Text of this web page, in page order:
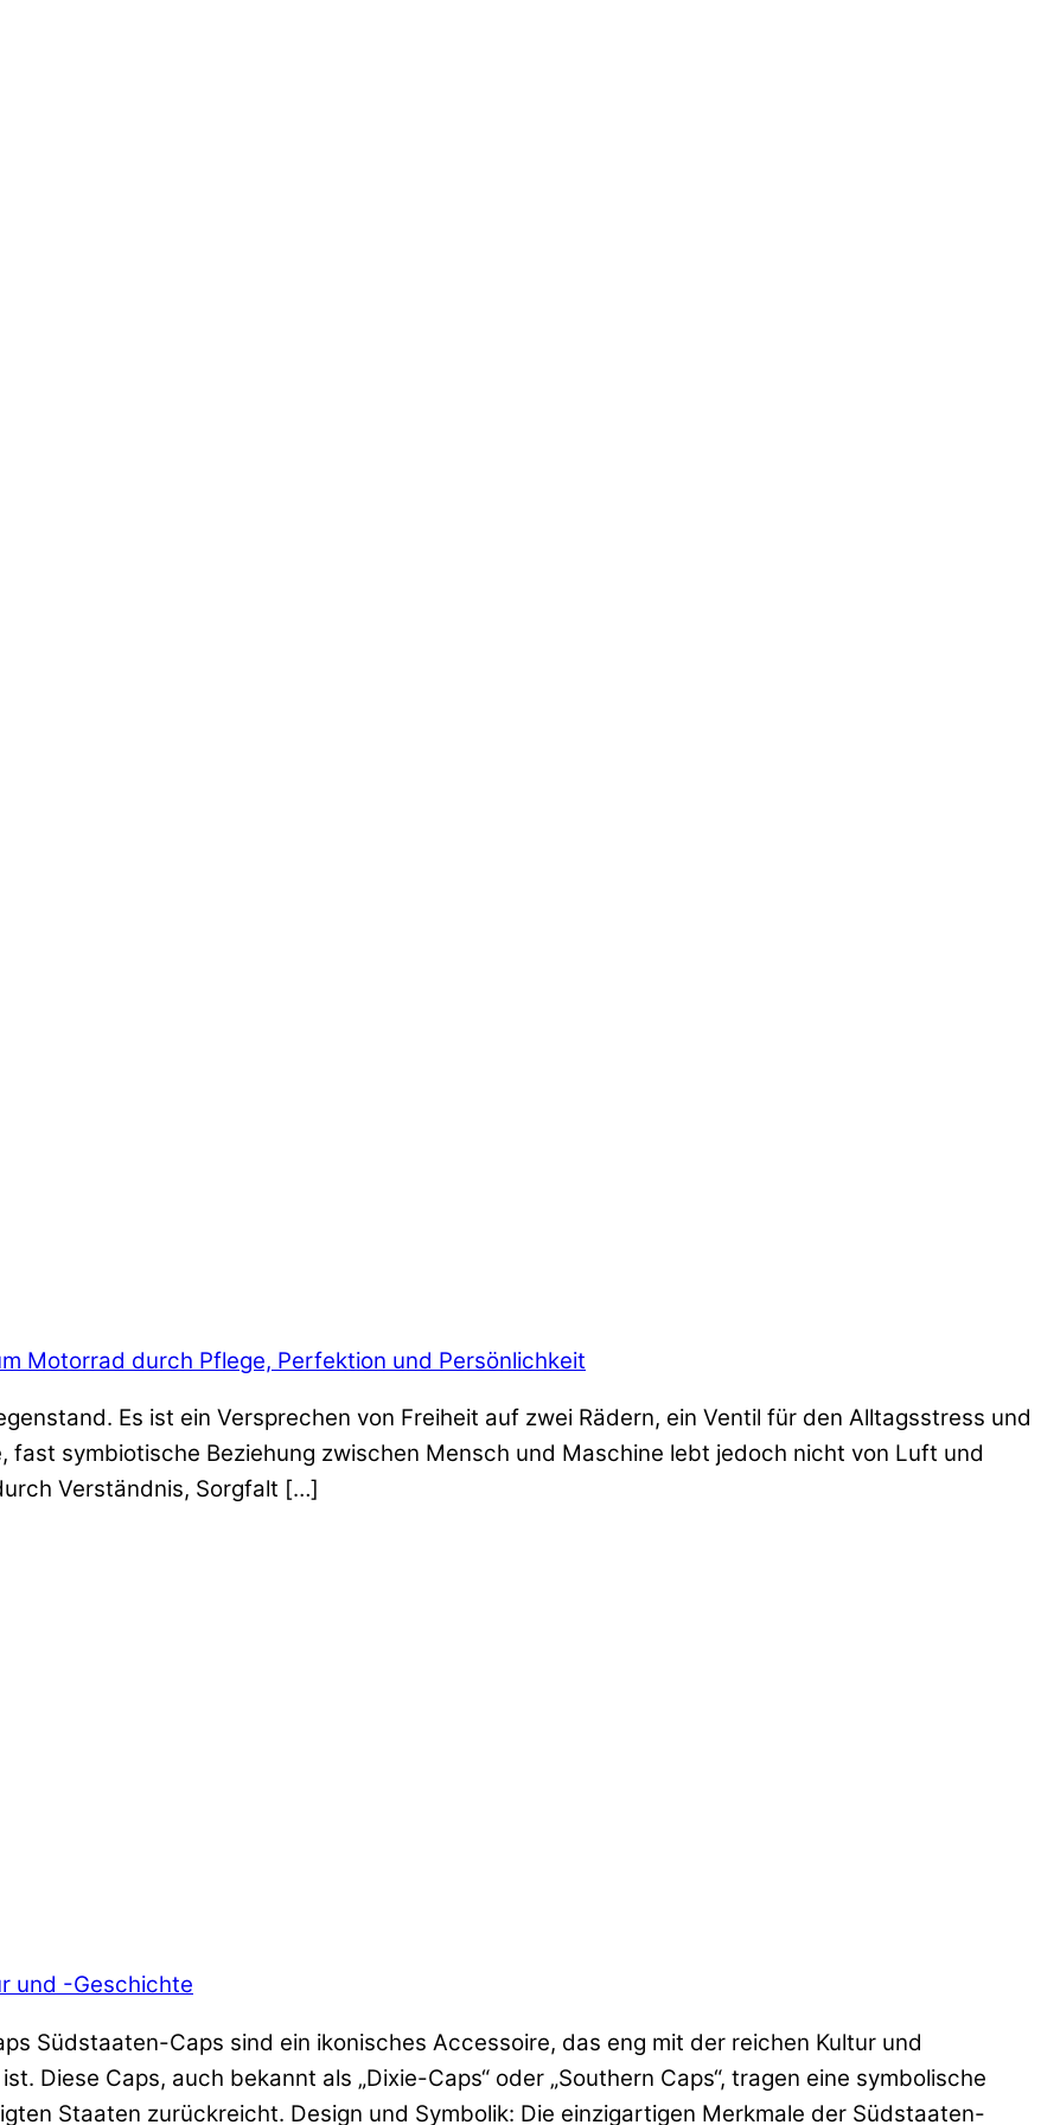
Motorrad durch Pflege, Perfektion und Persönlichkeit
Es ist ein Versprechen von Freiheit auf zwei Rädern, ein Ventil für den Alltagsstress und
fast symbiotische Beziehung zwischen Mensch und Maschine lebt jedoch nicht von Luft und
Verständnis, Sorgfalt […]
und -Geschichte
Südstaaten-Caps sind ein ikonisches Accessoire, das eng mit der reichen Kultur und
Diese Caps, auch bekannt als „Dixie-Caps“ oder „Southern Caps“, tragen eine symbolische
Staaten zurückreicht. Design und Symbolik: Die einzigartigen Merkmale der Südstaaten-